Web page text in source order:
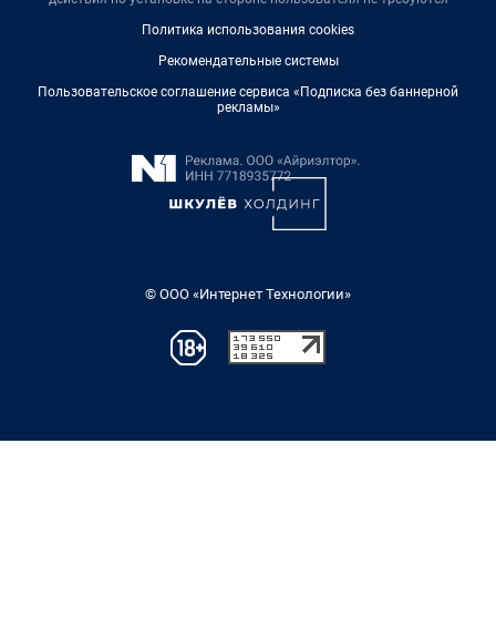
Политика использования cookies
Рекомендательные системы
Пользовательское соглашение сервиса «Подписка без баннерной
рекламы»
© ООО «Интернет Технологии»